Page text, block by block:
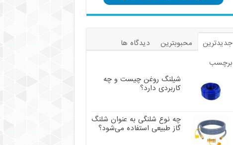
جدیدترین محبوبترین
دیدگاه ها
برچسب
شیلنگ روغن چیست و چه
کاربردی دارد؟
چه نوع شلنگی به عنوان شلنگ
گاز طبیعی استفاده می‌شود؟